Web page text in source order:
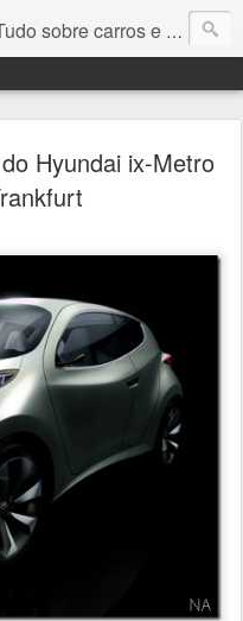
sobre carros e motores
Hyundai ix-Metro